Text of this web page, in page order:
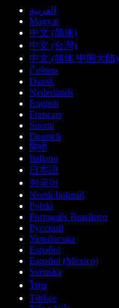
العربية
Magyar
中文 (简体)
中文 (台灣)
中文 (简体 中国大陆)
Čeština
Dansk
Nederlands
English
Français
Suomi
Deutsch
हिन्दी
Italiano
日本語
한국어
Norsk bokmål
Polski
Português Brasileiro
Русский
Українська
Español
Español (México)
Svenska
ไทย
Türkçe